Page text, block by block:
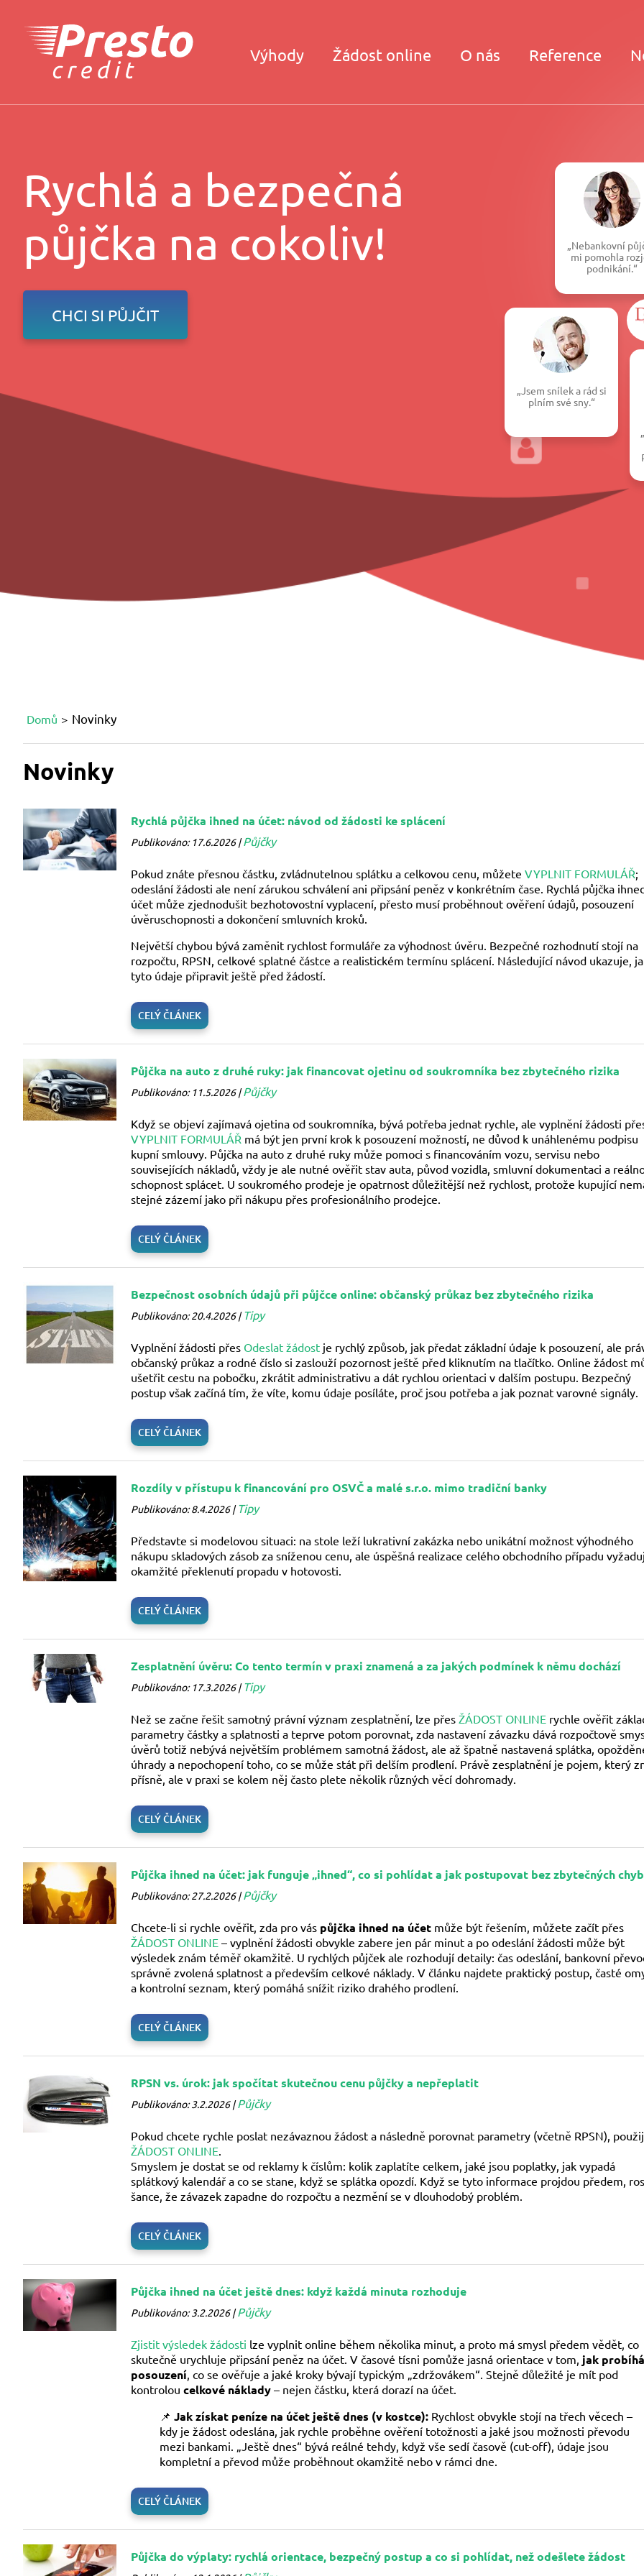
Výhody Žádost online O nás Reference
Rychlá a bezpečná
půjčka na cokoliv!
CHCI SI PŮJČIT
„Nebankovní
mi pomohla
podnikání.“
„Jsem snílek a rád si
plním své sny.“
Domů Novinky
Novinky
Rychlá půjčka ihned na účet: návod od žádosti ke splácení
Publikováno: 17.6.2026 |Půjčky
Pokud znáte přesnou částku, zvládnutelnou splátku a celkovou cenu, můžete VYPLNIT FORMULÁŘ;
odeslání žádosti ale není zárukou schválení ani připsání peněz v konkrétním čase. Rychlá půjčka
účet může zjednodušit bezhotovostní vyplacení, přesto musí proběhnout ověření údajů, posouzení
úvěruschopnosti a dokončení smluvních kroků.
Největší chybou bývá zaměnit rychlost formuláře za výhodnost úvěru. Bezpečné rozhodnutí stojí na
rozpočtu, RPSN, celkové splatné částce a realistickém termínu splácení. Následující návod ukazuje,
tyto údaje připravit ještě před žádostí.
CELÝ ČLÁNEK
Půjčka na auto z druhé ruky: jak financovat ojetinu od soukromníka bez zbytečného rizika
Publikováno: 11.5.2026 |Půjčky
Když se objeví zajímavá ojetina od soukromníka, bývá potřeba jednat rychle, ale vyplnění žádosti
VYPLNIT FORMULÁŘ má být jen první krok k posouzení možností, ne důvod k unáhlenému podpisu
kupní smlouvy. Půjčka na auto z druhé ruky může pomoci s financováním vozu, servisu nebo
souvisejících nákladů, vždy je ale nutné ověřit stav auta, původ vozidla, smluvní dokumentaci a
schopnost splácet. U soukromého prodeje je opatrnost důležitější než rychlost, protože kupující
stejné zázemí jako při nákupu přes profesionálního prodejce.
CELÝ ČLÁNEK
Bezpečnost osobních údajů při půjčce online: občanský průkaz bez zbytečného rizika
Publikováno: 20.4.2026 |Tipy
Vyplnění žádosti přes Odeslat žádost je rychlý způsob, jak předat základní údaje k posouzení, ale
občanský průkaz a rodné číslo si zaslouží pozornost ještě před kliknutím na tlačítko. Online žádost
ušetřit cestu na pobočku, zkrátit administrativu a dát rychlou orientaci v dalším postupu. Bezpečný
postup však začíná tím, že víte, komu údaje posíláte, proč jsou potřeba a jak poznat varovné signály.
CELÝ ČLÁNEK
Rozdíly v přístupu k financování pro OSVČ a malé s.r.o. mimo tradiční banky
Publikováno: 8.4.2026 |Tipy
Představte si modelovou situaci: na stole leží lukrativní zakázka nebo unikátní možnost výhodného
nákupu skladových zásob za sníženou cenu, ale úspěšná realizace celého obchodního případu
okamžité překlenutí propadu v hotovosti.
CELÝ ČLÁNEK
Zesplatnění úvěru: Co tento termín v praxi znamená a za jakých podmínek k němu dochází
Publikováno: 17.3.2026 |Tipy
Než se začne řešit samotný právní význam zesplatnění, lze přes ŽÁDOST ONLINE rychle ověřit
parametry částky a splatnosti a teprve potom porovnat, zda nastavení závazku dává rozpočtově
úvěrů totiž nebývá největším problémem samotná žádost, ale až špatně nastavená splátka,
úhrady a nepochopení toho, co se může stát při delším prodlení. Právě zesplatnění je pojem, který
přísně, ale v praxi se kolem něj často plete několik různých věcí dohromady.
CELÝ ČLÁNEK
Půjčka ihned na účet: jak funguje „ihned“, co si pohlídat a jak postupovat bez zbytečných chyb
Publikováno: 27.2.2026 |Půjčky
Chcete-li si rychle ověřit, zda pro vás půjčka ihned na účet může být řešením, můžete začít přes
ŽÁDOST ONLINE – vyplnění žádosti obvykle zabere jen pár minut a po odeslání žádosti může být
výsledek znám téměř okamžitě. U rychlých půjček ale rozhodují detaily: čas odeslání, bankovní
správně zvolená splatnost a především celkové náklady. V článku najdete praktický postup, časté
a kontrolní seznam, který pomáhá snížit riziko drahého prodlení.
CELÝ ČLÁNEK
RPSN vs. úrok: jak spočítat skutečnou cenu půjčky a nepřeplatit
Publikováno: 3.2.2026 |Půjčky
Pokud chcete rychle poslat nezávaznou žádost a následně porovnat parametry (včetně RPSN),
ŽÁDOST ONLINE.
Smyslem je dostat se od reklamy k číslům: kolik zaplatíte celkem, jaké jsou poplatky, jak vypadá
splátkový kalendář a co se stane, když se splátka opozdí. Když se tyto informace projdou předem,
šance, že závazek zapadne do rozpočtu a nezmění se v dlouhodobý problém.
CELÝ ČLÁNEK
Půjčka ihned na účet ještě dnes: když každá minuta rozhoduje
Publikováno: 3.2.2026 |Půjčky
Zjistit výsledek žádosti lze vyplnit online během několika minut, a proto má smysl předem vědět, co
skutečně urychluje připsání peněz na účet. V časové tísni pomůže jasná orientace v tom, jak probíhá
posouzení, co se ověřuje a jaké kroky bývají typickým „zdržovákem“. Stejně důležité je mít pod
kontrolou celkové náklady – nejen částku, která dorazí na účet.
📌 Jak získat peníze na účet ještě dnes (v kostce): Rychlost obvykle stojí na třech věcech –
kdy je žádost odeslána, jak rychle proběhne ověření totožnosti a jaké jsou možnosti převodu
mezi bankami. „Ještě dnes“ bývá reálné tehdy, když vše sedí časově (cut-off), údaje jsou
kompletní a převod může proběhnout okamžitě nebo v rámci dne.
CELÝ ČLÁNEK
Půjčka do výplaty: rychlá orientace, bezpečný postup a co si pohlídat, než odešlete žádost